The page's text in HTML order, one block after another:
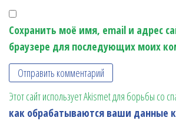
Сохранить моё имя, email и адрес
браузере для последующих моих
Этот сайт использует Akismet для борьбы со
как обрабатываются ваши данные